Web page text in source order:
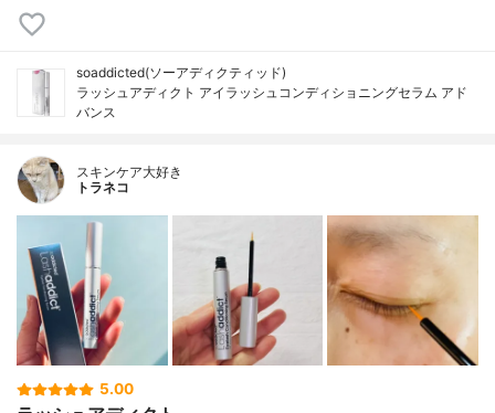
soaddicted(ソーアディクティッド)
ラッシュアディクト アイラッシュコンディショニングセラム アド
バンス
スキンケア大好き
トラネコ
5.00